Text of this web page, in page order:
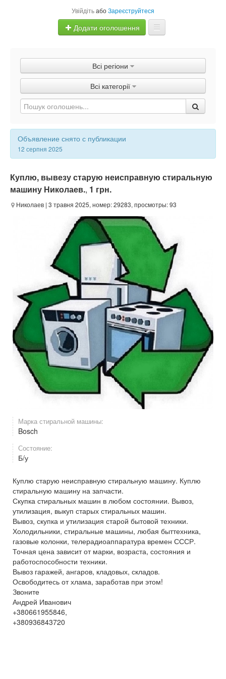
УвійдітьабоЗареєструйтеся
Додати оголошення
Оголошення
Швидка продаж
Всі регіони
Всі категорії
Объявление снято с публикации
12 серпня 2025
Куплю, вывезу старую неисправную стиральную
машину Николаев., 1 грн.
Николаев | 3 травня 2025, номер: 29283, просмотры: 93
Марка стиральной машины:
Bosch
Состояние:
Б/у
Куплю старую неисправную стиральную машину. Куплю
стиральную машину на запчасти.
Скупка стиральных машин в любом состоянии. Вывоз,
утилизация, выкуп старых стиральных машин.
Вывоз, скупка и утилизация старой бытовой техники.
Холодильники, стиральные машины, любая быттехника,
газовые колонки, телерадиоаппаратура времен СССР.
Точная цена зависит от марки, возраста, состояния и
работоспособности техники.
Вывоз гаражей, ангаров, кладовых, складов.
Освободитесь от хлама, заработав при этом!
Звоните
Андрей Иванович
+380661955846,
+380936843720